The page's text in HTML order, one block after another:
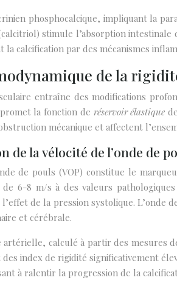
phosphocalcique, impliquant la
stimule l’absorption
la calcification par des mécanismes
de la
entraîne des modifications
la fonction de réservoir élastique
mécanique et affectent
de la vélocité de l’onde de
de pouls (VOP) constitue le
6-8 m/s à des valeurs
l’effet de la pression systolique.
et cérébrale.
artérielle, calculé à partir des mesures
index de rigidité significativement
à ralentir la progression de la